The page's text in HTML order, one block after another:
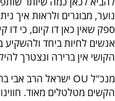
נוער, מבוגרים ולראות איך
ספק שאין כאן דו קיום, כי דו
אנשים לחיות ביחד ולהשקיע
הקושי אין ברירה ונצטרך
מנכ"ל OU ישראל הרב אבי
הקשים מטלטלים מאוד.